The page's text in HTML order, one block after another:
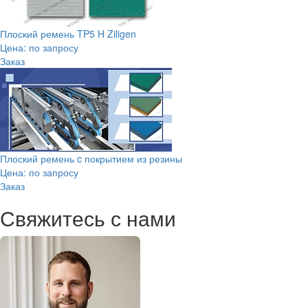
Плоский ремень TP5 H Ziligen
Цена: по запросу
Заказ
Плоский ремень c покрытием из резины
Цена: по запросу
Заказ
Свяжитесь с нами